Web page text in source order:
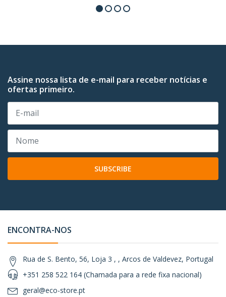
Assine nossa lista de e-mail para receber notícias e
ofertas primeiro.
SUBSCRIBE
ENCONTRA-NOS
Rua de S. Bento, 56, Loja 3 , , Arcos de Valdevez, Portugal
+351 258 522 164 (Chamada para a rede fixa nacional)
geral@eco-store.pt